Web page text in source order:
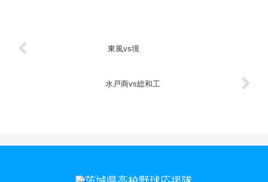
東風vs境
水戸商vs総和工